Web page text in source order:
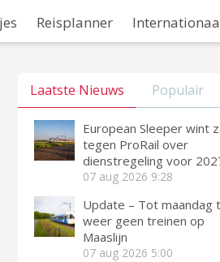
Reisplanner
Laatste Nieuws Populair
European Sleeper wint
tegen ProRail over
dienstregeling voor
07 aug 2026 9:28
Update – Tot maandag
weer geen treinen op
Maaslijn
07 aug 2026 5:00